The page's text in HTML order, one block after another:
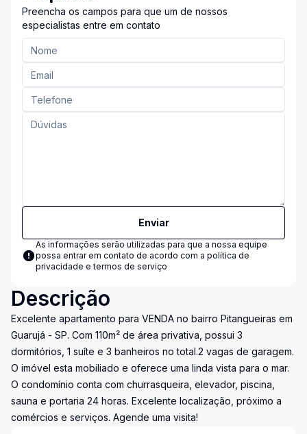
Preencha os campos para que um de nossos
especialistas entre em contato
Enviar
As informações serão utilizadas para que a nossa equipe
possa entrar em contato de acordo com a política de
privacidade e termos de serviço
Descrição
Excelente apartamento para VENDA no bairro Pitangueiras em
Guarujá - SP. Com 110m² de área privativa, possui 3
dormitórios, 1 suíte e 3 banheiros no total.2 vagas de garagem.
O imóvel esta mobiliado e oferece uma linda vista para o mar.
O condomínio conta com churrasqueira, elevador, piscina,
sauna e portaria 24 horas. Excelente localização, próximo a
comércios e serviços. Agende uma visita!